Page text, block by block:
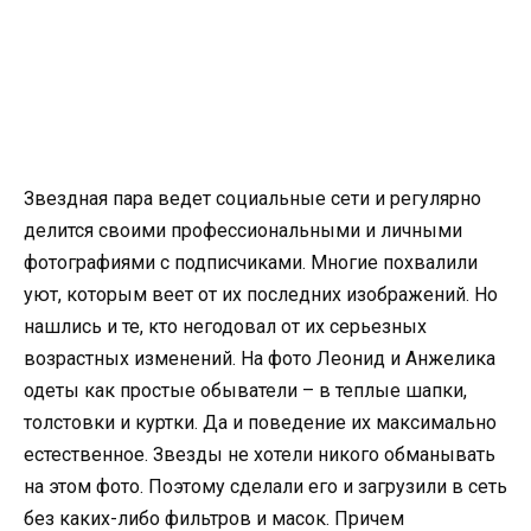
Звездная пара ведет социальные сети и регулярно
делится своими профессиональными и личными
фотографиями с подписчиками. Многие похвалили
уют, которым веет от их последних изображений. Но
нашлись и те, кто негодовал от их серьезных
возрастных изменений. На фото Леонид и Анжелика
одеты как простые обыватели – в теплые шапки,
толстовки и куртки. Да и поведение их максимально
естественное. Звезды не хотели никого обманывать
на этом фото. Поэтому сделали его и загрузили в сеть
без каких-либо фильтров и масок. Причем